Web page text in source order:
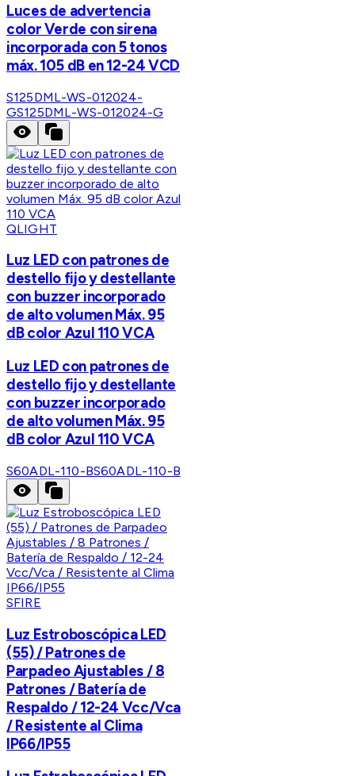
Luces de advertencia
color Verde con sirena
incorporada con 5 tonos
máx. 105 dB en 12-24 VCD
S125DML-WS-012024-
GS125DML-WS-012024-G
QLIGHT
Luz LED con patrones de
destello fijo y destellante
con buzzer incorporado
de alto volumen Máx. 95
dB color Azul 110 VCA
Luz LED con patrones de
destello fijo y destellante
con buzzer incorporado
de alto volumen Máx. 95
dB color Azul 110 VCA
S60ADL-110-BS60ADL-110-B
SFIRE
Luz Estroboscópica LED
(55) / Patrones de
Parpadeo Ajustables / 8
Patrones / Batería de
Respaldo / 12-24 Vcc/Vca
/ Resistente al Clima
IP66/IP55